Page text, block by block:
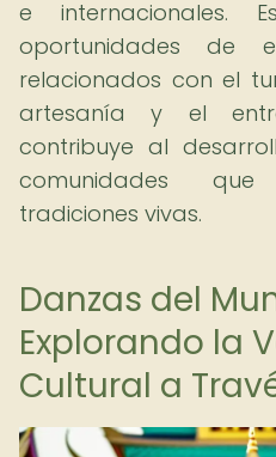
e internacionales.
oportunidades de
relacionados con el
artesanía y el
contribuye al
comunidades
tradiciones vivas.
Danzas del
Explorando la
Cultural a